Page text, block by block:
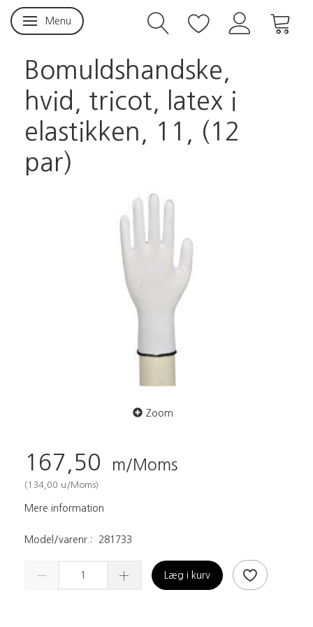
Skifte navigation
Menu
Bomuldshandske,
hvid, tricot, latex i
elastikken, 11, (12
par)
Zoom
167,50 m/Moms
(134,00 u/Moms)
Mere information
Model/varenr.: 281733
Læg i kurv